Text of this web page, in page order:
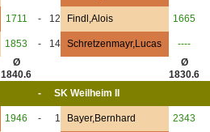
1711 - 12 Findl,Alois 1665
1853 - 14 Schretzenmayr,Lucas
----
Ø
1840.6
Ø
1830.6
- SK Weilheim II
1946 - 1 Bayer,Bernhard 2343